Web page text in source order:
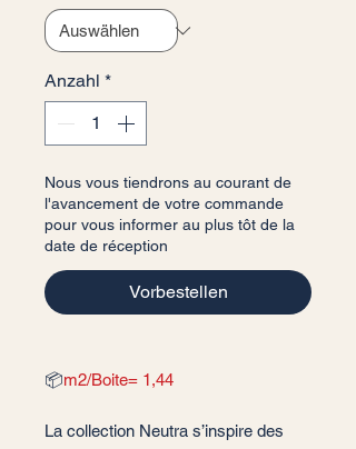
Anzahl *
Nous vous tiendrons au courant de
l'avancement de votre commande
pour vous informer au plus tôt de la
date de réception
Vorbestellen
📦m2/Boite= 1,44
La collection Neutra s’inspire des